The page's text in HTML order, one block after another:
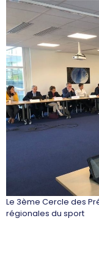
Le 3ème Cercle des
régionales du sport